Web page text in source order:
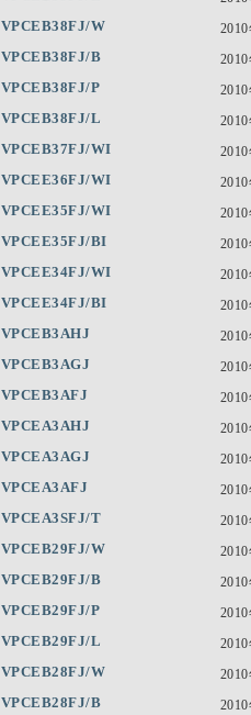
VPCEB38FJ/W
VPCEB38FJ/B
VPCEB38FJ/P
VPCEB38FJ/L
VPCEB37FJ/WI
VPCEE36FJ/WI
VPCEE35FJ/WI
VPCEE35FJ/BI
VPCEE34FJ/WI
VPCEE34FJ/BI
VPCEB3AHJ
VPCEB3AGJ
VPCEB3AFJ
VPCEA3AHJ
VPCEA3AGJ
VPCEA3AFJ
VPCEA3SFJ/T
VPCEB29FJ/W
VPCEB29FJ/B
VPCEB29FJ/P
VPCEB29FJ/L
VPCEB28FJ/W
VPCEB28FJ/B